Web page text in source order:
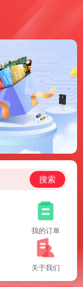
搜索
我的订单
关于我们